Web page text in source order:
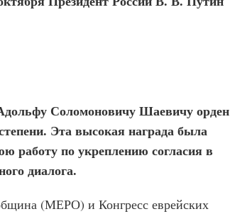
Соломоновичу Шаевичу орден
Эта высокая награда была
работу по укреплению согласия в
диалога.
(МЕРО) и Конгресс еврейских